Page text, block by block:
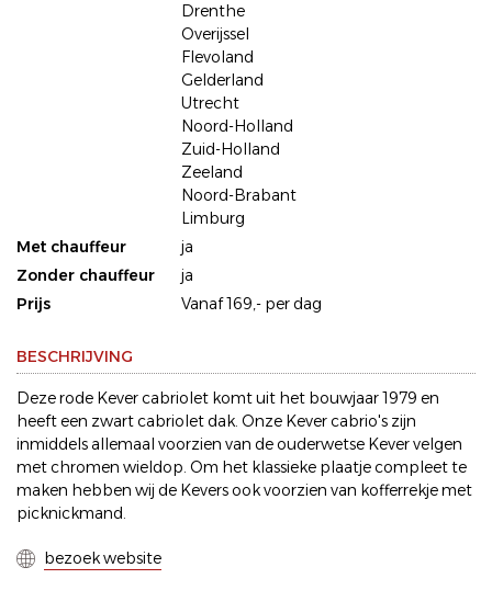
Drenthe
Overijssel
Flevoland
Gelderland
Utrecht
Noord-Holland
Zuid-Holland
Zeeland
Noord-Brabant
Limburg
Met chauffeur
ja
Zonder chauffeur
ja
Prijs
Vanaf 169,- per dag
BESCHRIJVING
Deze rode Kever cabriolet komt uit het bouwjaar 1979 en
heeft een zwart cabriolet dak. Onze Kever cabrio's zijn
inmiddels allemaal voorzien van de ouderwetse Kever velgen
met chromen wieldop. Om het klassieke plaatje compleet te
maken hebben wij de Kevers ook voorzien van kofferrekje met
picknickmand.
bezoek website